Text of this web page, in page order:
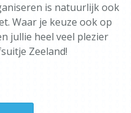
is natuurlijk ook
Waar je keuze ook op
jullie heel veel plezier
Zeeland!